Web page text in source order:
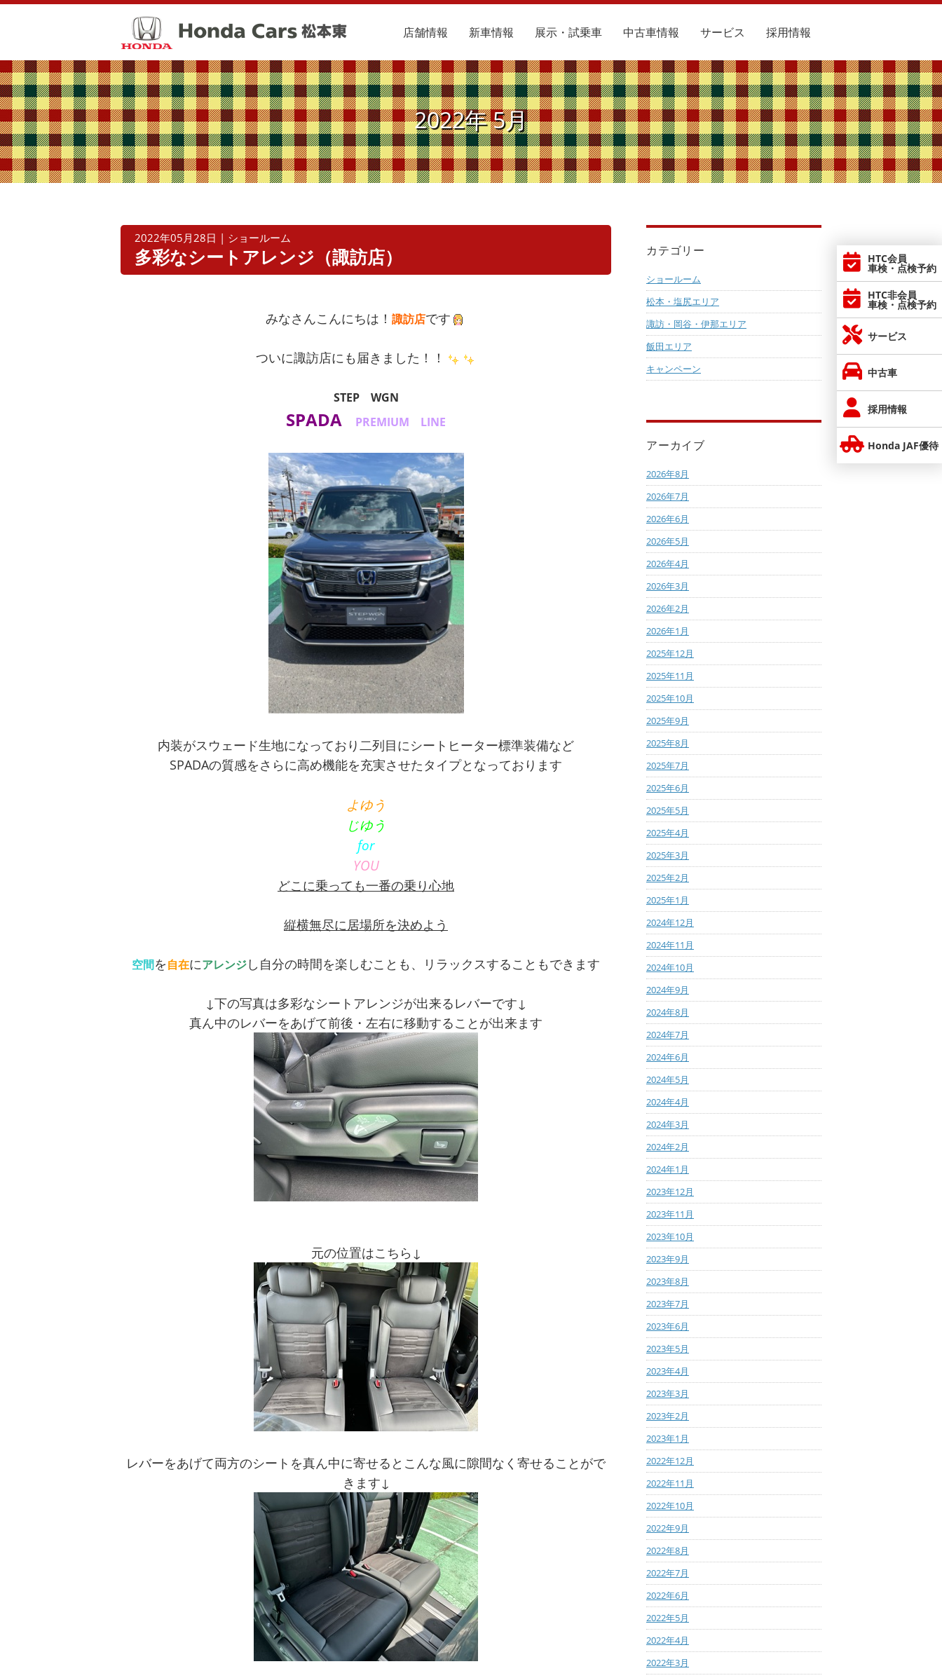
店舗情報 新車情報 展示・試乗車 中古車情報 サービス 採用情報
2022年 5月
2022年05月28日 | ショールーム
多彩なシートアレンジ（諏訪店）
みなさんこんにちは！ 諏訪店です
ついに諏訪店にも届きました！！
STEP WGN
SPADA PREMIUM LINE
内装がスウェード生地になっており二列目にシートヒーター標準装備など
SPADAの質感をさらに高め機能を充実させたタイプとなっております
よゆう
じゆう
for
YOU
どこに乗っても一番の乗り心地
縦横無尽に居場所を決めよう
空間を自在にアレンジし自分の時間を楽しむことも、リラックスすることもできます
↓下の写真は多彩なシートアレンジが出来るレバーです↓
真ん中のレバーをあげて前後・左右に移動することが出来ます
元の位置はこちら↓
レバーをあげて両方のシートを真ん中に寄せるとこんな風に隙間なく寄せることがで
きます↓
カテゴリー
ショールーム
松本・塩尻エリア
諏訪・岡谷・伊那エリア
飯田エリア
キャンペーン
アーカイブ
2026年8月
2026年7月
2026年6月
2026年5月
2026年4月
2026年3月
2026年2月
2026年1月
2025年12月
2025年11月
2025年10月
2025年9月
2025年8月
2025年7月
2025年6月
2025年5月
2025年4月
2025年3月
2025年2月
2025年1月
2024年12月
2024年11月
2024年10月
2024年9月
2024年8月
2024年7月
2024年6月
2024年5月
2024年4月
2024年3月
2024年2月
2024年1月
2023年12月
2023年11月
2023年10月
2023年9月
2023年8月
2023年7月
2023年6月
2023年5月
2023年4月
2023年3月
2023年2月
2023年1月
2022年12月
2022年11月
2022年10月
2022年9月
2022年8月
2022年7月
2022年6月
2022年5月
2022年4月
2022年3月
HTC会員
車検・点検予約
HTC非会員
車検・点検予約
サービス
中古車
採用情報
Honda JAF優待